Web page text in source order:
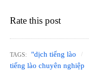
Rate this post
TAGS: "dịch tiếng lào
tiếng lào chuyên nghiệp